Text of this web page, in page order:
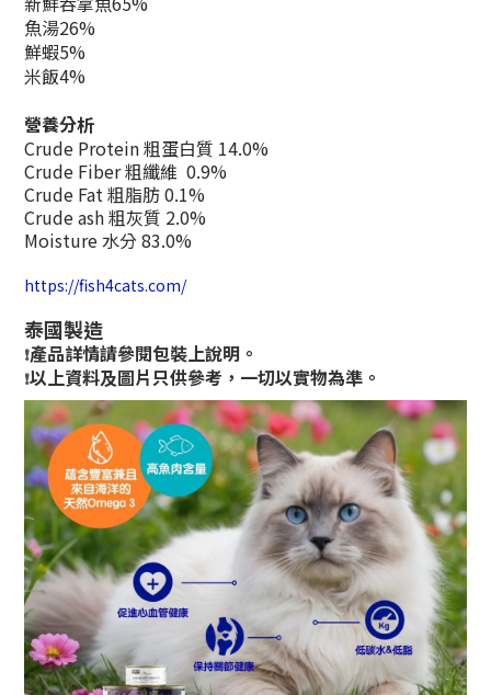
魚湯26%
鮮蝦5%
米飯4%
營養分析
Crude Protein 粗蛋白質 14.0%
Crude Fiber 粗纖維 0.9%
Crude Fat 粗脂肪 0.1%
Crude ash 粗灰質 2.0%
Moisture 水分 83.0%
https://fish4cats.com/
泰國製造
❗產品詳情請參閱包裝上說明。
❗以上資料及圖片只供參考，一切以實物為準。